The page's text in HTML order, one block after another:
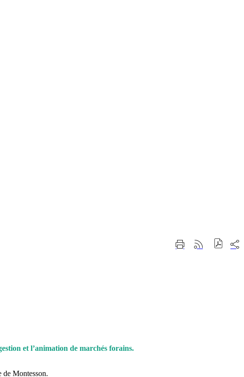
ImprimerGénérer
sur
et l’animation de marchés forains.
de Montesson.